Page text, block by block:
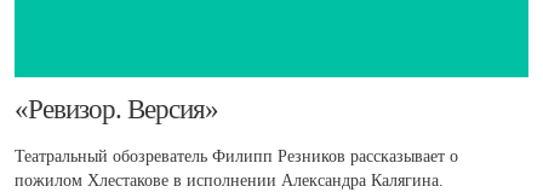
​«Ревизор. Версия»
Театральный обозреватель Филипп Резников рассказывает о
пожилом Хлестакове в исполнении Александра Калягина.